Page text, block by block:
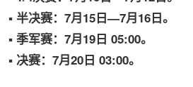
▪️ 半决赛：7月15日—7月16日。
▪️ 季军赛：7月19日 05:00。
▪️ 决赛：7月20日 03:00。